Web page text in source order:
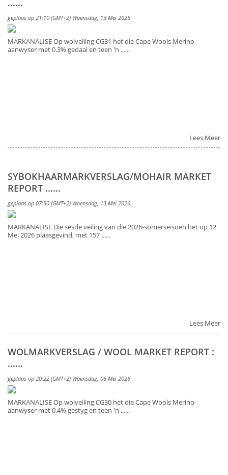
geplaas op 21:10 (GMT+2) Woensdag, 13 Mei 2026
MARKANALISE Op wolveiling CG31 het die Cape Wools Merino-
aanwyser met 0.3% gedaal en teen 'n ......
Lees Meer
SYBOKHAARMARKVERSLAG/MOHAIR MARKET
REPORT ......
geplaas op 07:50 (GMT+2) Woensdag, 13 Mei 2026
MARKANALISE Die sesde veiling van die 2026-somerseisoen het op 12
Mei 2026 plaasgevind, met 157 ......
Lees Meer
WOLMARKVERSLAG / WOOL MARKET REPORT :
......
geplaas op 20:22 (GMT+2) Woensdag, 06 Mei 2026
MARKANALISE Op wolveiling CG30 het die Cape Wools Merino-
aanwyser met 0.4% gestyg en teen 'n ......